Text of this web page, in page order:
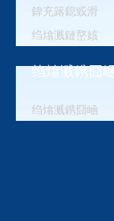
鍏充簬鎴戜滑
绉熻溅鏈嶅姟
绉熻溅鎸囧
绉熻溅鎸囧崡